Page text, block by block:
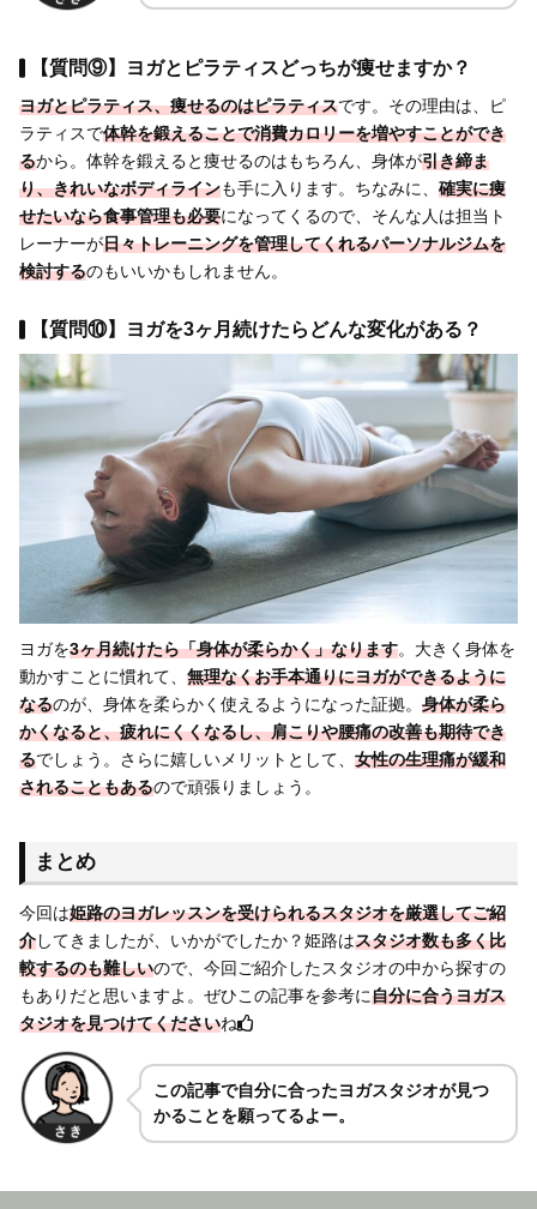
【質問⑨】ヨガとピラティスどっちが痩せますか？
ヨガとピラティス、痩せるのはピラティスです。その理由は、ピ
ラティスで体幹を鍛えることで消費カロリーを増やすことができ
るから。体幹を鍛えると痩せるのはもちろん、身体が引き締ま
り、きれいなボディラインも手に入ります。ちなみに、 確実に痩
せたいなら食事管理も必要になってくるので、そんな人は担当ト
レーナーが日々トレーニングを管理してくれるパーソナルジムを
検討するのもいいかもしれません。
【質問⑩】ヨガを3ヶ月続けたらどんな変化がある？
ヨガを3ヶ月続けたら「身体が柔らかく」なります。大きく身体を
動かすことに慣れて、 無理なくお手本通りにヨガができるように
なるのが、身体を柔らかく使えるようになった証拠。 身体が柔ら
かくなると、疲れにくくなるし、肩こりや腰痛の改善も期待でき
るでしょう。さらに嬉しいメリットとして、 女性の生理痛が緩和
されることもあるので頑張りましょう。
まとめ
今回は姫路のヨガレッスンを受けられるスタジオを厳選してご紹
介してきましたが、いかがでしたか？姫路はスタジオ数も多く比
較するのも難しいので、今回ご紹介したスタジオの中から探すの
もありだと思いますよ。ぜひこの記事を参考に自分に合うヨガス
タジオを見つけてくださいね
この記事で自分に合ったヨガスタジオが見つ
かることを願ってるよー。